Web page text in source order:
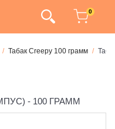
0
Табак Creepy 100 грамм
- 100 ГРАММ